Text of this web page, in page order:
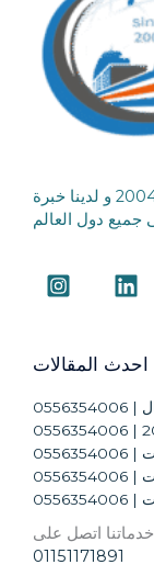
شركة الاندلس للشحن الدولى تأسست عام 2004 و لدينا خبرة
جميع دول العالم
احدث المقالات
اتصل على
01151171891